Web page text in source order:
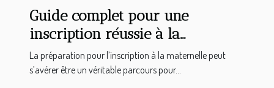
Guide complet pour une
inscription réussie à la
maternelle en 2025
La préparation pour l’inscription à la maternelle peut
s’avérer être un véritable parcours pour...